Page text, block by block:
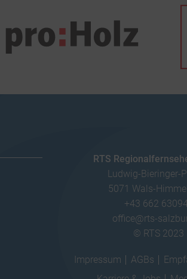
RTS
Ludwig-Bieringer-
5071 Wals-
+43 662
office@rts-
© RTS 2023
Impressum AGBs